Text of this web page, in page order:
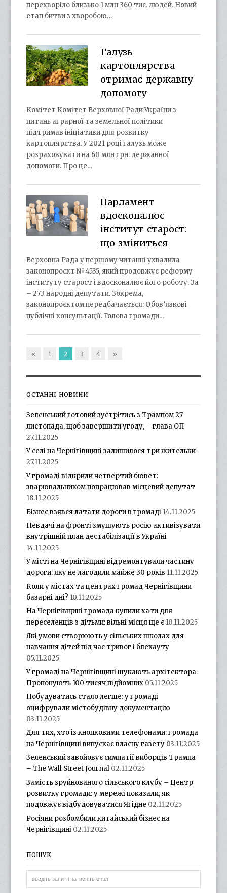
перехворіло близько 1 млн 360 тис. людей. Новий
етап битви з хворобою…
Галузь
картоплярства
отримає державну
допомогу
Комітет Комітет Верховної Ради України з
питань аграрної та земельної політики
підтримав ініціативи для розвитку
картоплярства. У 2021 році галузь може
розраховувати на 60 млн грн. державної
допомоги. Про це…
Парламент
вдосконалює
інститут старост:
що зміниться
Верховна Рада у першому читанні ухвалила
законопроєкт №4535, який продовжує реформу
інституту старост і вдосконалює його роботу. За
– 273 народні депутати. Зокрема,
законопроєктом передбачається: Обов’язкові
публічні консультації. Голова громади…
« 1 2 3 4 »
ОСТАННІ НОВИНИ
Зеленський готовий зустрітись з Трампом 27
листопада, щоб завершити угоду, – глава ОП
27.11.2025
У селі на Чернігівщині залишилося три жительки
27.11.2025
У громаді відкрили четвертий бювет:
зварювальником попрацював місцевий депутат
18.11.2025
Бізнес взявся латати дороги в громаді 14.11.2025
Невдачі на фронті змушують росію активізувати
внутрішній план дестабілізації в Україні
14.11.2025
У місті на Чернігівщині відремонтували частину
дороги, яку не лагодили майже 30 років 11.11.2025
Коли у містах та центрах громад Чернігівщини
базарні дні? 10.11.2025
На Чернігівщині громада купили хати для
переселенців з дітьми: вільні місця ще є 10.11.2025
Які умови створюють у сільських школах для
навчання дітей під час тривог і блекауту
05.11.2025
У громаді на Чернігівщині шукають архітектора.
Пропонують 100 тисяч підйомних 05.11.2025
Побудуватись стало легше: у громаді
оцифрували містобудівну документацію
03.11.2025
Для тих, хто із кнопковими телефонами: громада
на Чернігівщині випускає власну газету 03.11.2025
Зеленський завойовує симпатії виборців Трампа
– The Wall Street Journal 02.11.2025
Замість зруйнованого сільського клубу – Центр
розвитку громади: у мережі показали, як
подовжує відбудовуватися Ягідне 02.11.2025
Росіяни розбомбили китайський бізнес на
Чернігівщині 02.11.2025
ПОШУК